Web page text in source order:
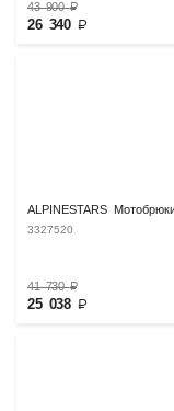
43 900₽
26 340 ₽
ALPINESTARS
3327520
41 730₽
25 038 ₽